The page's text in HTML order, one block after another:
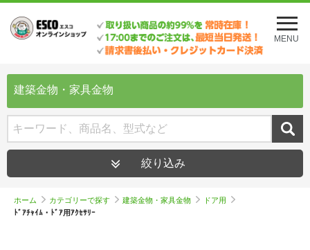
メ
ニ
ュ
を
MENU
建築金物・家具金物
絞り込み
ホーム カテゴリーで探す 建築金物・家具金物
ドア用
ﾄﾞｱﾁｬｲﾑ・ﾄﾞｱ用ｱｸｾｻﾘｰ